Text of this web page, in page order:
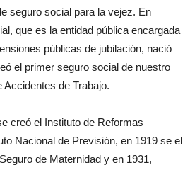
seguro social para la vejez. En
que es la entidad pública encargada
públicas de jubilación, nació
el primer seguro social de nuestro
de Trabajo.
creó el Instituto de Reformas
Nacional de Previsión, en 1919 se el
de Maternidad y en 1931,